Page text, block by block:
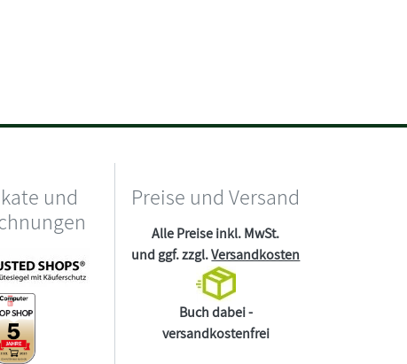
und
Preise und Versand
Alle Preise inkl. MwSt.
und ggf. zzgl.Versandkosten
Buch dabei -
versandkostenfrei